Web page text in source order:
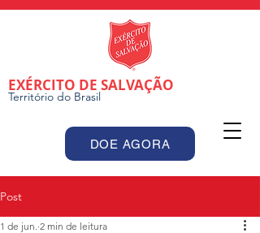
DOE AGORA
EXÉRCITO DE SALVAÇÃO
Território do Brasil
Post
1 de jun. 2 min de leitura